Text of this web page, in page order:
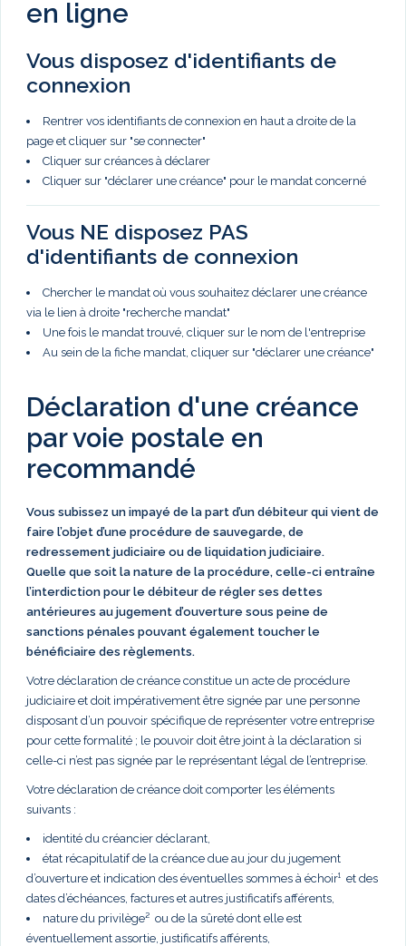
en ligne
Vous disposez d'identifiants de
connexion
Rentrer vos identifiants de connexion en haut a droite de la
page et cliquer sur "se connecter"
Cliquer sur créances à déclarer
Cliquer sur "déclarer une créance" pour le mandat concerné
Vous NE disposez PAS
d'identifiants de connexion
Chercher le mandat où vous souhaitez déclarer une créance
via le lien à droite "recherche mandat"
Une fois le mandat trouvé, cliquer sur le nom de l'entreprise
Au sein de la fiche mandat, cliquer sur "déclarer une créance"
Déclaration d'une créance
par voie postale en
recommandé
Vous subissez un impayé de la part d’un débiteur qui vient de
faire l’objet d’une procédure de sauvegarde, de
redressement judiciaire ou de liquidation judiciaire.
Quelle que soit la nature de la procédure, celle-ci entraîne
l’interdiction pour le débiteur de régler ses dettes
antérieures au jugement d’ouverture sous peine de
sanctions pénales pouvant également toucher le
bénéficiaire des règlements.
Votre déclaration de créance constitue un acte de procédure
judiciaire et doit impérativement être signée par une personne
disposant d’un pouvoir spécifique de représenter votre entreprise
pour cette formalité ; le pouvoir doit être joint à la déclaration si
celle-ci n’est pas signée par le représentant légal de l’entreprise.
Votre déclaration de créance doit comporter les éléments
suivants :
identité du créancier déclarant,
état récapitulatif de la créance due au jour du jugement
d’ouverture et indication des éventuelles sommes à échoir¹ et des
dates d’échéances, factures et autres justificatifs afférents,
nature du privilège² ou de la sûreté dont elle est
éventuellement assortie, justificatifs afférents,